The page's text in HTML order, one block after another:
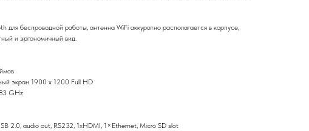
для беспроводной работы, антенна WiFi аккуратно располагается в корпусе,
и эргономичный вид.
экран 1900 х 1200 Full HD
GHz
2.0, audio out, RS232, 1xHDMI, 1×Ethernet, Micro SD slot